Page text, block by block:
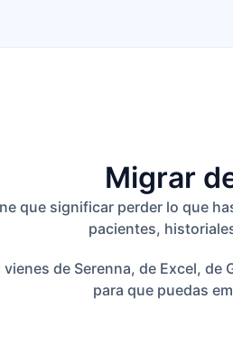
Migrar
que significar perder lo que
pacientes,
de Serenna, de Excel,
para que puedas